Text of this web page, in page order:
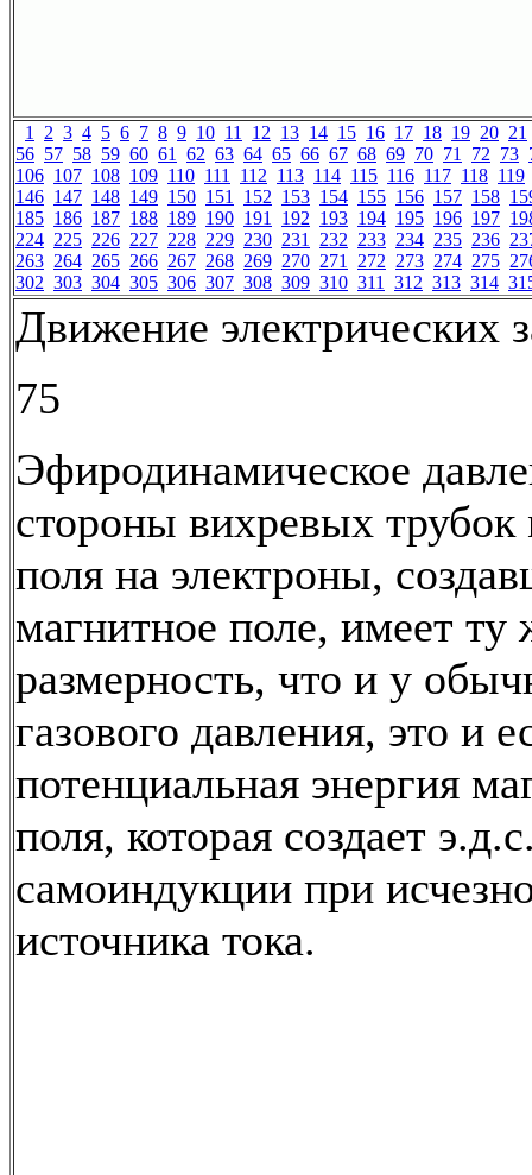
1 2 3 4 5 6 7 8 9 10 11 12 13 14 15 16 17 18 19 20 21
56 57 58 59 60 61 62 63 64 65 66 67 68 69 70 71 72 73
106 107 108 109 110 111 112 113 114 115 116 117 118 119
146 147 148 149 150 151 152 153 154 155 156 157 158
185 186 187 188 189 190 191 192 193 194 195 196 197
224 225 226 227 228 229 230 231 232 233 234 235 236
263 264 265 266 267 268 269 270 271 272 273 274 275
302 303 304 305 306 307 308 309 310 311 312 313 314
Движение электрических
75
Эфиродинамическое
стороны вихревых трубок
поля на электроны,
магнитное поле, имеет ту
размерность, что и у
газового давления, это и
потенциальная энергия
поля, которая создает
самоиндукции при
источника тока.